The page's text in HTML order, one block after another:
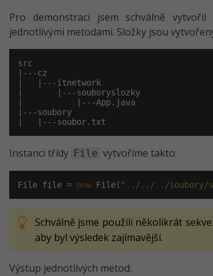
Pro demonstraci jsem schválně
jednotlivými metodami. Složky jsou
src
|---cz
|   |---itnetwork
|       |---souboryslozky
|           |---App.java
|---soubory
|   |---soubor.txt
Instanci třídy File vytvoříme takto:
File file = new File( "../../../soubory/
Schválně jsme použili několikrát
aby byl výsledek zajímavější.
Výstup jednotlivých metod: